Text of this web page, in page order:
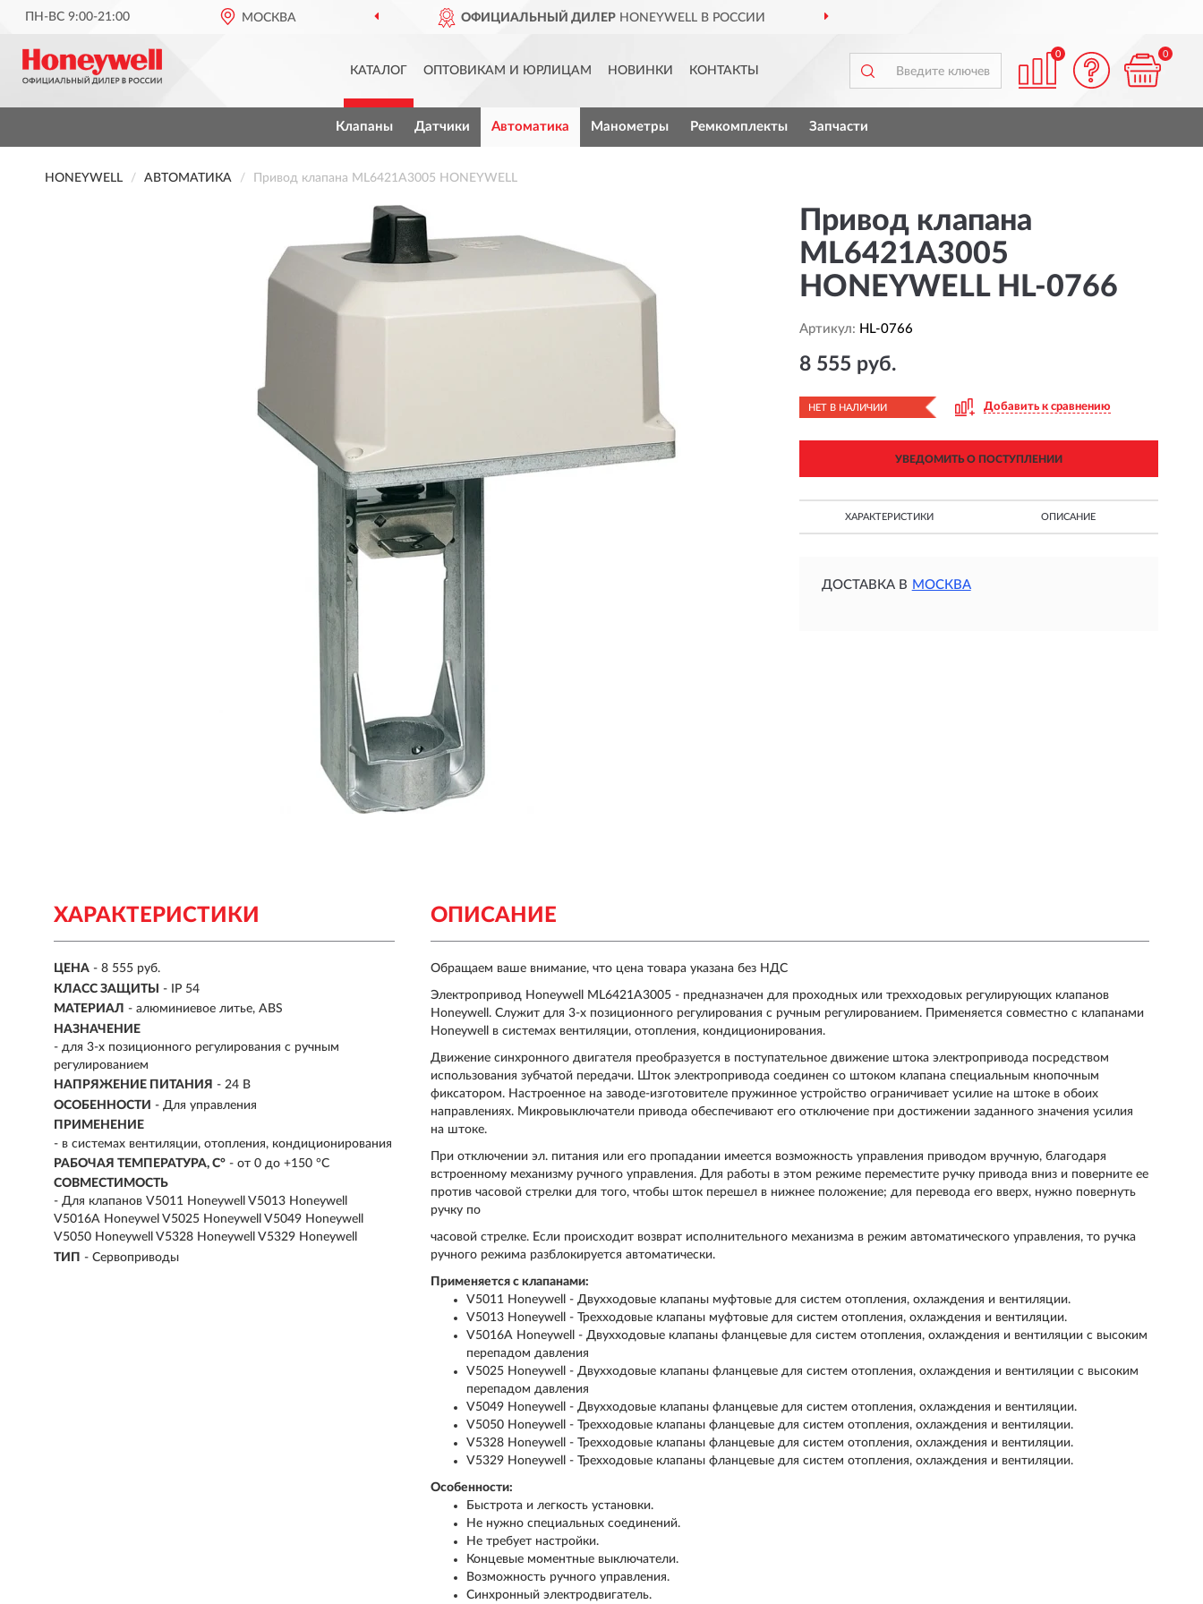
ПН-ВС 9:00-21:00 МОСКВА ОФИЦИАЛЬНЫЙ ДИЛЕРHONEYWELL В РОССИИ
КАТАЛОГ ОПТОВИКАМ И ЮРЛИЦАМ НОВИНКИ КОНТАКТЫ
0 0
Клапаны Датчики Автоматика Манометры Ремкомплекты Запчасти
HONEYWELL АВТОМАТИКА Привод клапана ML6421A3005 HONEYWELL
Привод клапана
ML6421A3005
HONEYWELL HL-0766
Артикул: HL-0766
8 555 руб.
НЕТ В НАЛИЧИИ Добавить к сравнению
УВЕДОМИТЬ О ПОСТУПЛЕНИИ
ХАРАКТЕРИСТИКИ ОПИСАНИЕ
ДОСТАВКА В МОСКВА
ХАРАКТЕРИСТИКИ
ЦЕНА - 8 555 руб.
КЛАСС ЗАЩИТЫ
- IP 54
МАТЕРИАЛ - алюминиевое литье, ABS
НАЗНАЧЕНИЕ
- для 3-х позиционного регулирования с ручным
регулированием
НАПРЯЖЕНИЕ ПИТАНИЯ - 24 В
ОСОБЕННОСТИ - Для управления
ПРИМЕНЕНИЕ
- в системах вентиляции, отопления, кондиционирования
РАБОЧАЯ ТЕМПЕРАТУРА, C° - от 0 до +150 °C
СОВМЕСТИМОСТЬ
- Для клапанов V5011 Honeywell V5013 Honeywell
V5016A Honeywel V5025 Honeywell V5049 Honeywell
V5050 Honeywell V5328 Honeywell V5329 Honeywell
ТИП - Сервоприводы
ОПИСАНИЕ
Обращаем ваше внимание, что цена товара указана без НДС
Электропривод Honeywell ML6421A3005 - предназначен для проходных или трехходовых регулирующих клапанов
Honeywell. Служит для 3-х позиционного регулирования с ручным регулированием. Применяется совместно с клапанами
Honeywell в системах вентиляции, отопления, кондиционирования.
Движение синхронного двигателя преобразуется в поступательное движение штока электропривода посредством
использования зубчатой передачи. Шток электропривода соединен со штоком клапана специальным кнопочным
фиксатором. Настроенное на заводе-изготовителе пружинное устройство ограничивает усилие на штоке в обоих
направлениях. Микровыключатели привода обеспечивают его отключение при достижении заданного значения усилия
на штоке.
При отключении эл. питания или его пропадании имеется возможность управления приводом вручную, благодаря
встроенному механизму ручного управления. Для работы в этом режиме переместите ручку привода вниз и поверните ее
против часовой стрелки для того, чтобы шток перешел в нижнее положение; для перевода его вверх, нужно повернуть
ручку по
часовой стрелке. Если происходит возврат исполнительного механизма в режим автоматического управления, то ручка
ручного режима разблокируется автоматически.
Применяется с клапанами:
V5011 Honeywell - Двухходовые клапаны муфтовые для систем отопления, охлаждения и вентиляции.
V5013 Honeywell - Трехходовые клапаны муфтовые для систем отопления, охлаждения и вентиляции.
V5016A Honeywell - Двухходовые клапаны фланцевые для cистем отопления, охлаждения и вентиляции с высоким
перепадом давления
V5025 Honeywell - Двухходовые клапаны фланцевые для систем отопления, охлаждения и вентиляции с высоким
перепадом давления
V5049 Honeywell - Двухходовые клапаны фланцевые для систем отопления, охлаждения и вентиляции.
V5050 Honeywell - Трехходовые клапаны фланцевые для систем отопления, охлаждения и вентиляции.
V5328 Honeywell - Трехходовые клапаны фланцевые для систем отопления, охлаждения и вентиляции.
V5329 Honeywell - Трехходовые клапаны фланцевые для систем отопления, охлаждения и вентиляции.
Особенности:
Быстрота и легкость установки.
Не нужно специальных соединений.
Не требует настройки.
Концевые моментные выключатели.
Возможность ручного управления.
Синхронный электродвигатель.